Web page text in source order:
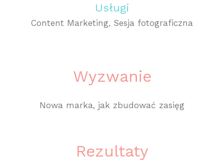
Usługi
Content Marketing, Sesja fotograficzna
Wyzwanie
Nowa marka, jak zbudować zasięg
Rezultaty